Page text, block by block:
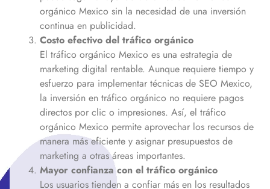
orgánico Mexico sin la necesidad de una inversión
continua en publicidad.
Costo efectivo del tráfico orgánico
El tráfico orgánico Mexico es una estrategia de
marketing digital rentable. Aunque requiere tiempo y
esfuerzo para implementar técnicas de SEO Mexico,
la inversión en tráfico orgánico no requiere pagos
directos por clic o impresiones. Así, el tráfico
orgánico Mexico permite aprovechar los recursos de
manera más eficiente y asignar presupuestos de
marketing a otras áreas importantes.
Mayor confianza con el tráfico orgánico
Los usuarios tienden a confiar más en los resultados